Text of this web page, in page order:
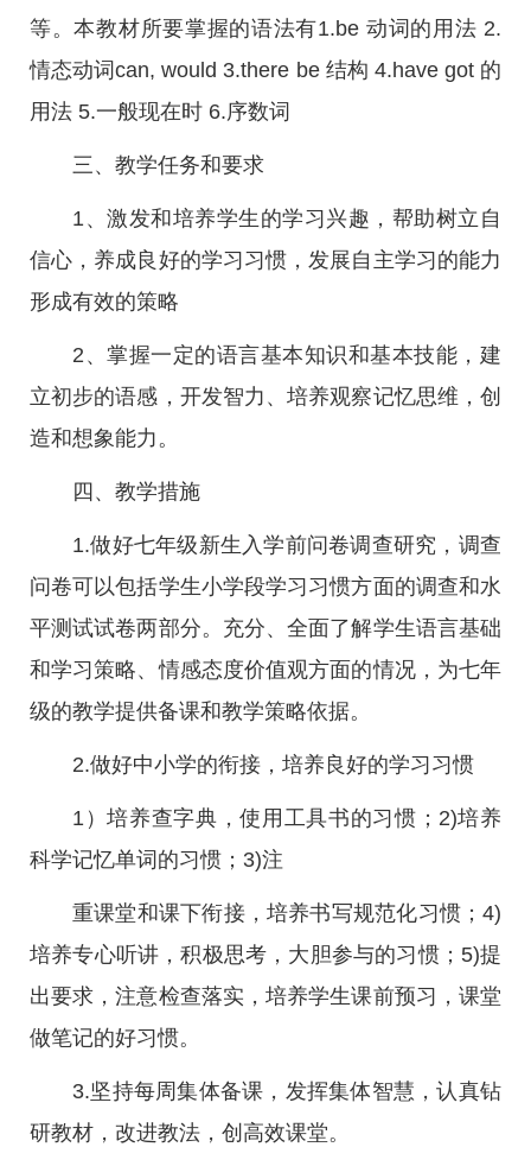
等。本教材所要掌握的语法有1.be 动词的用法 2.
情态动词can, would 3.there be 结构 4.have got 的
用法 5.一般现在时 6.序数词
三、教学任务和要求
1、激发和培养学生的学习兴趣，帮助树立自
信心，养成良好的学习习惯，发展自主学习的能力
形成有效的策略
2、掌握一定的语言基本知识和基本技能，建
立初步的语感，开发智力、培养观察记忆思维，创
造和想象能力。
四、教学措施
1.做好七年级新生入学前问卷调查研究，调查
问卷可以包括学生小学段学习习惯方面的调查和水
平测试试卷两部分。充分、全面了解学生语言基础
和学习策略、情感态度价值观方面的情况，为七年
级的教学提供备课和教学策略依据。
2.做好中小学的衔接，培养良好的学习习惯
1）培养查字典，使用工具书的习惯；2)培养
科学记忆单词的习惯；3)注
重课堂和课下衔接，培养书写规范化习惯；4)
培养专心听讲，积极思考，大胆参与的习惯；5)提
出要求，注意检查落实，培养学生课前预习，课堂
做笔记的好习惯。
3.坚持每周集体备课，发挥集体智慧，认真钻
研教材，改进教法，创高效课堂。